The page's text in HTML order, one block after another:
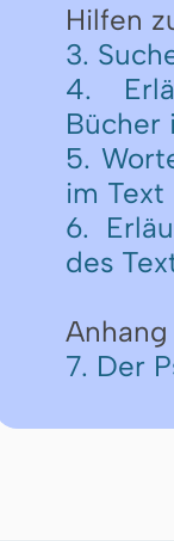
Hilfen
3.
4.
Bücher
5.
im Text
6.
des
Anhang
7. Der